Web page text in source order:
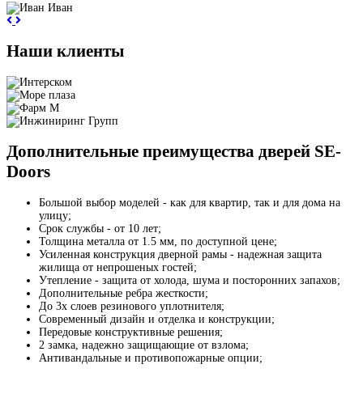
Иван
Наши клиенты
Дополнительные преимущества дверей SE-
Doors
Большой выбор моделей - как для квартир, так и для дома на
улицу;
Срок службы - от 10 лет;
Толщина металла от 1.5 мм, по доступной цене;
Усиленная конструкция дверной рамы - надежная защита
жилища от непрошеных гостей;
Утепление - защита от холода, шума и посторонних запахов;
Дополнительные ребра жесткости;
До 3х слоев резинового уплотнителя;
Современный дизайн и отделка и конструкции;
Передовые конструктивные решения;
2 замка, надежно защищающие от взлома;
Антивандальные и противопожарные опции;